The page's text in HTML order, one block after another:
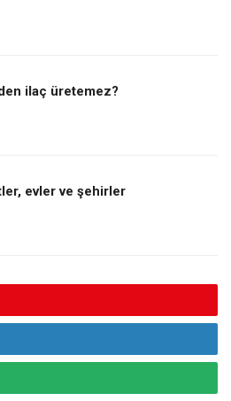
ilaç üretemez?
evler ve şehirler